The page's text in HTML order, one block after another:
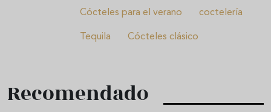
Cócteles para el verano coctelería
Tequila Cócteles clásico
Recomendado